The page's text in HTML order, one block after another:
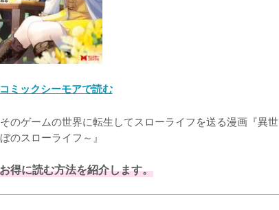
ミックシーモアで読む
のゲームの世界に転生してスローライフを送る漫画『異世
のスローライフ～』
得に読む方法を紹介します。